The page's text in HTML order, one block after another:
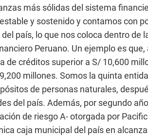
más sólidas del sistema
y sostenido y contamos con
país, lo que nos coloca dentro de
Peruano. Un ejemplo es que,
de créditos superior a S/ 10,600
millones. Somos la quinta
de personas naturales,
del país. Además, por segundo
de riesgo A- otorgada por
caja municipal del país en